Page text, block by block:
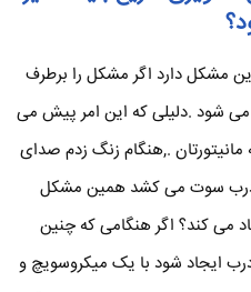
مشکل دارد اگر مشکل را برطرف
می شود .دلیلی که این امر پیش می
مانیتورتان .,هنگام زنگ زدم صدای
درب سوت می کشد همین مشکل
می کند؟ اگر هنگامی که چنین
ایجاد شود با یک میکروسویچ و